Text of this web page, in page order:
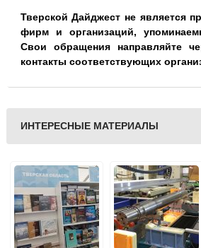
Тверской Дайджест не является
фирм и организаций,
Свои обращения направляйте
контакты соответствующих
ИНТЕРЕСНЫЕ МАТЕРИАЛЫ